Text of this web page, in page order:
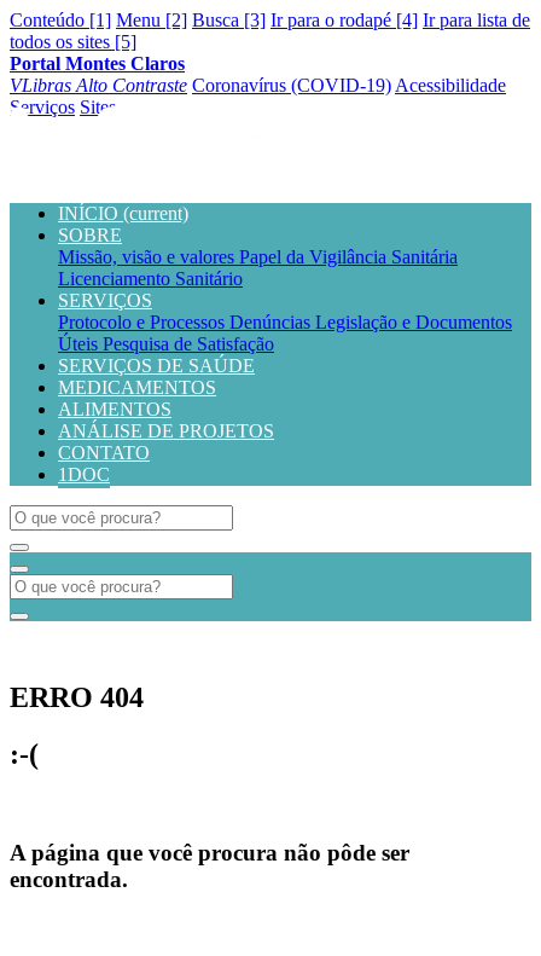
Conteúdo [1] Menu [2] Busca [3] Ir para o rodapé [4] Ir para lista de
todos os sites [5]
Portal Montes Claros
VLibras Alto Contraste Coronavírus (COVID-19) Acessibilidade
Serviços Sites
INÍCIO (current)
SOBRE
Missão, visão e valores Papel da Vigilância Sanitária
Licenciamento Sanitário
SERVIÇOS
Protocolo e Processos Denúncias Legislação e Documentos
Úteis Pesquisa de Satisfação
SERVIÇOS DE SAÚDE
MEDICAMENTOS
ALIMENTOS
ANÁLISE DE PROJETOS
CONTATO
1DOC
ERRO 404
:-(
A página que você procura não pôde ser
encontrada.